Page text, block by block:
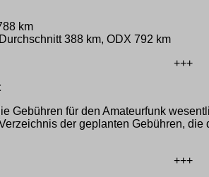
km
388 km, ODX 792 km
+++
Gebühren für den Amateurfunk
der geplanten Gebühren,
+++